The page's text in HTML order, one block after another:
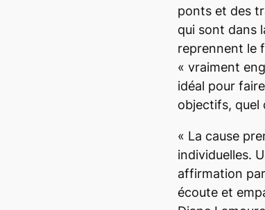
ponts et des
qui sont dans
reprennent le
« vraiment
idéal pour
objectifs, quel
« La cause
individuelles.
affirmation
écoute et